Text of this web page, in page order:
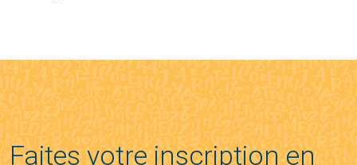
Faites votre inscription en